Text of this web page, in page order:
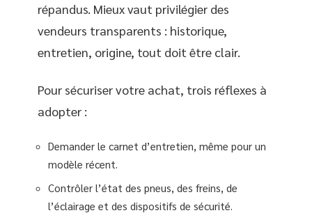
répandus. Mieux vaut privilégier des
vendeurs transparents : historique,
entretien, origine, tout doit être clair.
Pour sécuriser votre achat, trois réflexes à
adopter :
Demander le carnet d’entretien, même pour un
modèle récent.
Contrôler l’état des pneus, des freins, de
l’éclairage et des dispositifs de sécurité.